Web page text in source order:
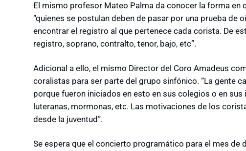
El mismo profesor Mateo Palma da conocer la forma en
“quienes se postulan deben de pasar por una prueba de
encontrar el registro al que pertenece cada corista. De
registro, soprano, contralto, tenor, bajo, etc”.
Adicional a ello, el mismo Director del Coro Amadeus
coralistas para ser parte del grupo sinfónico. “La gente
porque fueron iniciados en esto en sus colegios o en
luteranas, mormonas, etc. Las motivaciones de los
desde la juventud”.
Se espera que el concierto programático para el mes de